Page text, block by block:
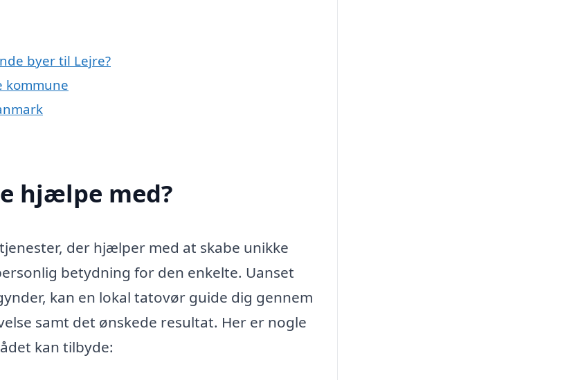
byer til Lejre?
kommune
hjælpe med?
der hjælper med at skabe unikke
betydning for den enkelte. Uanset
kan en lokal tatovør guide dig gennem
samt det ønskede resultat. Her er nogle
kan tilbyde: